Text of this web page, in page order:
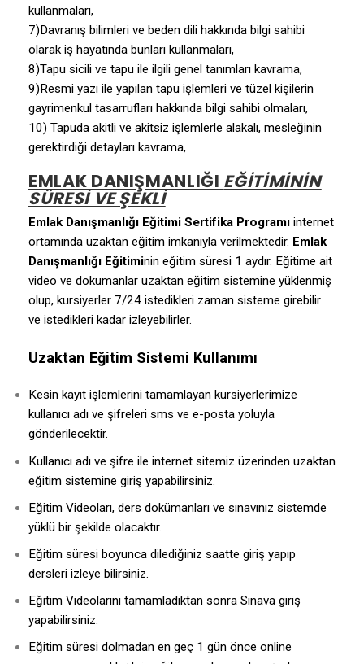
kullanmaları,
7)Davranış bilimleri ve beden dili hakkında bilgi sahibi
olarak iş hayatında bunları kullanmaları,
8)Tapu sicili ve tapu ile ilgili genel tanımları kavrama,
9)Resmi yazı ile yapılan tapu işlemleri ve tüzel kişilerin
gayrimenkul tasarrufları hakkında bilgi sahibi olmaları,
10) Tapuda akitli ve akitsiz işlemlerle alakalı, mesleğinin
gerektirdiği detayları kavrama,
EMLAK DANIŞMANLIĞI EĞITIMININ
SÜRESI VE ŞEKLI
Emlak Danışmanlığı Eğitimi Sertifika Programı internet
ortamında uzaktan eğitim imkanıyla verilmektedir. Emlak
Danışmanlığı Eğitiminin eğitim süresi 1 aydır. Eğitime ait
video ve dokumanlar uzaktan eğitim sistemine yüklenmiş
olup, kursiyerler 7/24 istedikleri zaman sisteme girebilir
ve istedikleri kadar izleyebilirler.
Uzaktan Eğitim Sistemi Kullanımı
Kesin kayıt işlemlerini tamamlayan kursiyerlerimize
kullanıcı adı ve şifreleri sms ve e-posta yoluyla
gönderilecektir.
Kullanıcı adı ve şifre ile internet sitemiz üzerinden uzaktan
eğitim sistemine giriş yapabilirsiniz.
Eğitim Videoları, ders dokümanları ve sınavınız sistemde
yüklü bir şekilde olacaktır.
Eğitim süresi boyunca dilediğiniz saatte giriş yapıp
dersleri izleye bilirsiniz.
Eğitim Videolarını tamamladıktan sonra Sınava giriş
yapabilirsiniz.
Eğitim süresi dolmadan en geç 1 gün önce online